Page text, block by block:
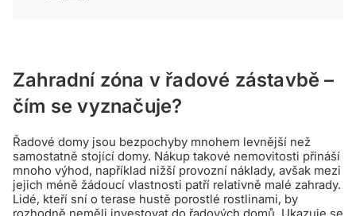
Zahradní zóna v řadové zástavbě –
čím se vyznačuje?
Řadové domy jsou bezpochyby mnohem levnější než
samostatně stojící domy. Nákup takové nemovitosti přináší
mnoho výhod, například nižší provozní náklady, avšak mezi
jejich méně žádoucí vlastnosti patří relativně malé zahrady.
Lidé, kteří sní o terase hustě porostlé rostlinami, by